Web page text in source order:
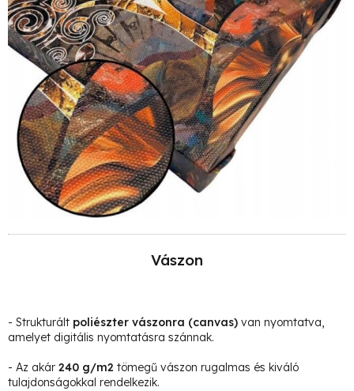
Vászon
- Strukturált poliészter vászonra (canvas) van nyomtatva,
amelyet digitális nyomtatásra szánnak.
- Az akár 240 g/m2 tömegű vászon rugalmas és kiváló
tulajdonságokkal rendelkezik.